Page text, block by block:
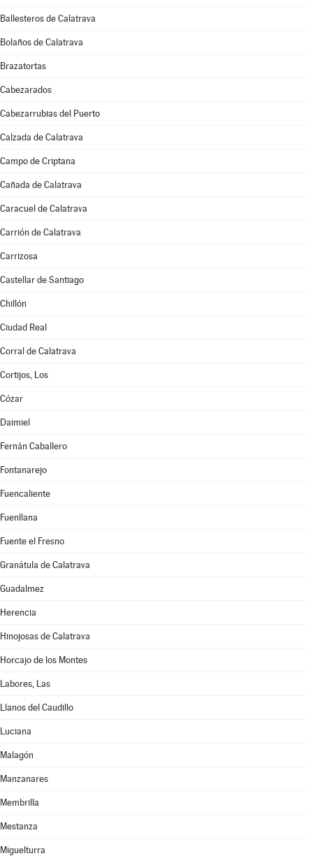
Ballesteros de Calatrava
Bolaños de Calatrava
Brazatortas
Cabezarados
Cabezarrubias del Puerto
Calzada de Calatrava
Campo de Criptana
Cañada de Calatrava
Caracuel de Calatrava
Carrión de Calatrava
Carrizosa
Castellar de Santiago
Chillón
Ciudad Real
Corral de Calatrava
Cortijos, Los
Cózar
Daimiel
Fernán Caballero
Fontanarejo
Fuencaliente
Fuenllana
Fuente el Fresno
Granátula de Calatrava
Guadalmez
Herencia
Hinojosas de Calatrava
Horcajo de los Montes
Labores, Las
Llanos del Caudillo
Luciana
Malagón
Manzanares
Membrilla
Mestanza
Miguelturra